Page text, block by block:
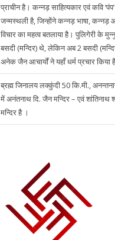
प्राचीन है। कन्नड़ साहित्यकार एवं कवि
जन्मस्थली है, जिन्होंने कन्नड़ भाषा, कन्नड़
विचार का महत्व बतलाया है। पुलिगेरी के
बसदी (मन्दिर) थे, लेकिन अब 2 बसदी
अनेक जैन आचार्यों ने यहाँ धर्म प्रचार किया
ब्रह्म जिनालय लक्कुंदी 50 कि.मी.,
में अनंतनाथ दि. जैन मन्दिर – एवं शांतिनाथ
मन्दिर है ।